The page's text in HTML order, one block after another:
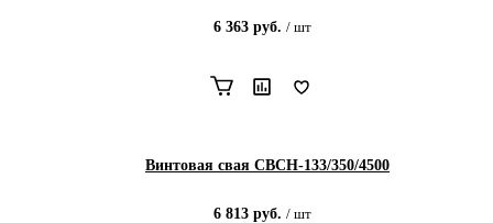
6 363руб. / шт
Винтовая свая СВСН-133/350/4500
6 813руб. / шт